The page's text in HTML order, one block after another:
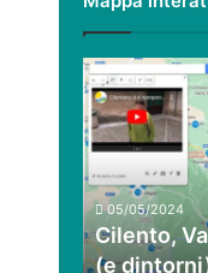
eccezionali.
Cilento,
Vallo
di
Diano
Alburni
(e
dintorni)
05/05/2024
Cilento,
(e